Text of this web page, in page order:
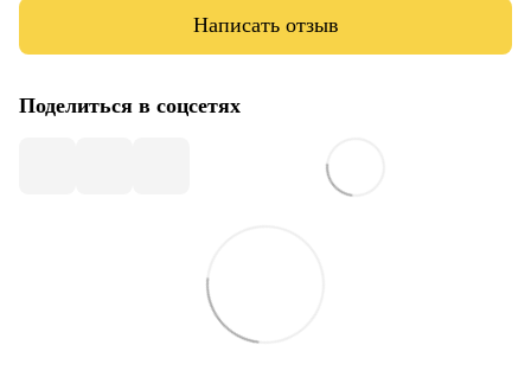
Написать отзыв
Поделиться в соцсетях